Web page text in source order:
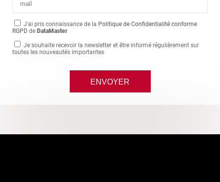
J'ai pris connaissance de la Politique de Confidentialité conforme
RGPD de DataMaster
Je souhaite recevoir la newsletter et être informé régulièrement sur
toutes les nouveautés importantes